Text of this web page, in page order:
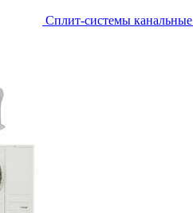
Сплит-системы канальные